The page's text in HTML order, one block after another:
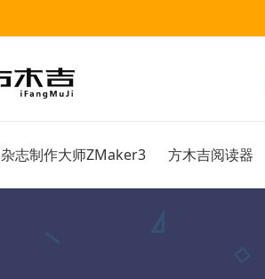
杂志制作大师ZMaker3 方木吉阅读器